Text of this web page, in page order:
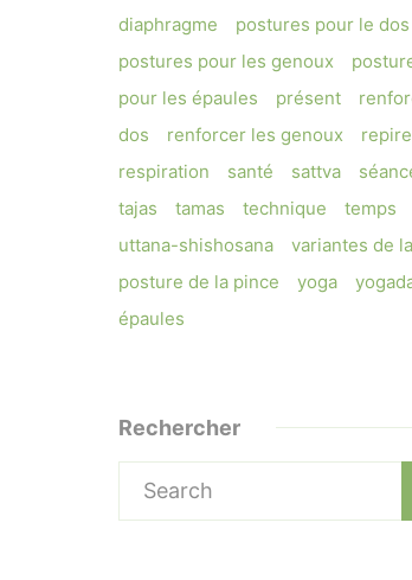
diaphragme
postures pour le dos
postures pour les genoux
pour les épaules
présent
dos
renforcer les genoux
respiration
santé sattva
tajas
tamas technique
temps
uttana-shishosana
variantes de la
posture de la pince
yoga
épaules
Rechercher
Search
for: